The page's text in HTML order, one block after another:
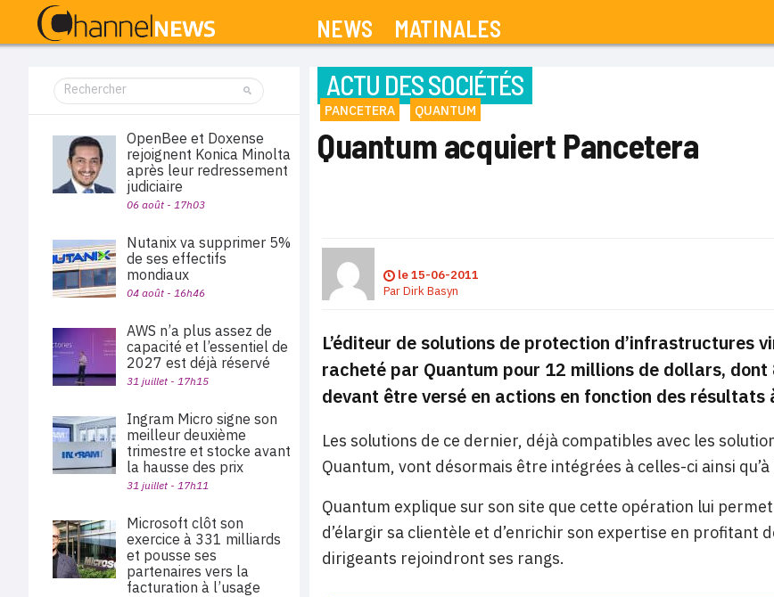
NEWS MATINALES
ACTU DES SOCIÉTÉS
PANCETERA QUANTUM
Quantum acquiert Pancetera
le15-06-2011
ParDirk Basyn
L’éditeur de solutions de protection d’infrastructures
racheté par Quantum pour 12 millions de dollars,
devant être versé en actions en fonction des
Les solutions de ce dernier, déjà compatibles avec les
Quantum, vont désormais être intégrées à celles-ci ainsi qu’à
Quantum explique sur son site que cette opération lui
d’élargir sa clientèle et d’enrichir son expertise en profitant
dirigeants rejoindront ses rangs.
OpenBee et Doxense
rejoignent Konica Minolta
après leur redressement
judiciaire
06 août - 17h03
Nutanix va supprimer 5%
de ses effectifs
mondiaux
04 août - 16h46
AWS n’a plus assez de
capacité et l’essentiel de
2027 est déjà réservé
31 juillet - 17h15
Ingram Micro signe son
meilleur deuxième
trimestre et stocke avant
la hausse des prix
31 juillet - 17h11
Microsoft clôt son
exercice à 331 milliards
et pousse ses
partenaires vers la
facturation à l’usage